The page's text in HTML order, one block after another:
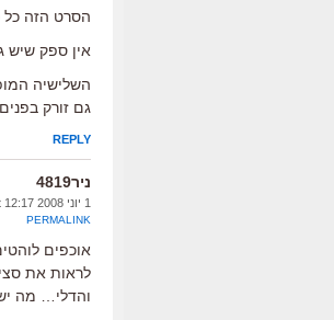
הסרט הזה כל
אין ספק שיש
השלישיה
גם זורק
REPLY
ניר4819
1 יוני 2008 at 12:17
PERMALINK
אוכפים
לראות את
והדלי… מה